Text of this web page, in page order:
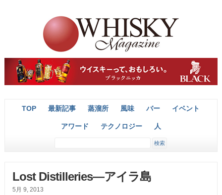
TOP 最新記事 蒸溜所 風味 バー イベント
アワード テクノロジー 人
Lost Distilleries―アイラ島
5月 9, 2013